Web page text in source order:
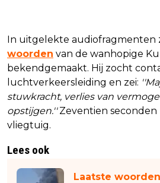
In uitgelekte audiofragmenten
woorden van de wanhopige
bekendgemaakt. Hij zocht
luchtverkeersleiding en zei:
stuwkracht, verlies van
opstijgen.''Zeventien
vliegtuig.
Lees ook
Laatste